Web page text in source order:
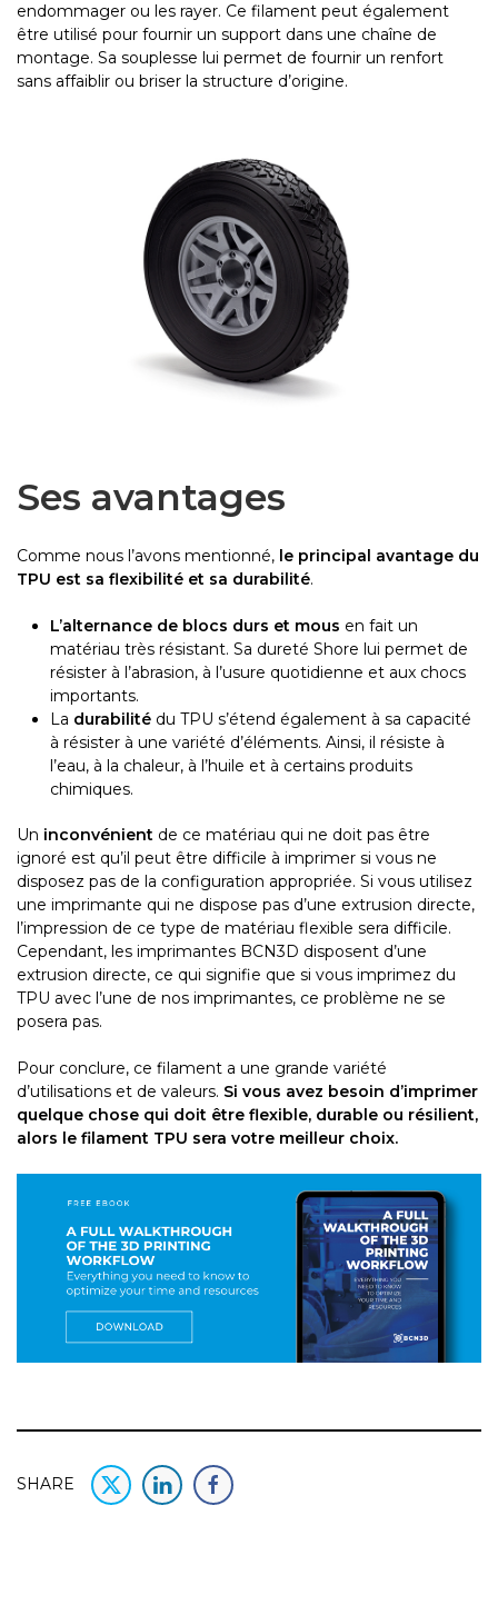
endommager ou les rayer. Ce filament peut également
être utilisé pour fournir un support dans une chaîne de
montage. Sa souplesse lui permet de fournir un renfort
sans affaiblir ou briser la structure d’origine.
Ses avantages
Comme nous l’avons mentionné, le principal avantage du
TPU est sa flexibilité et sa durabilité.
L’alternance de blocs durs et mous en fait un
matériau très résistant. Sa dureté Shore lui permet de
résister à l’abrasion, à l’usure quotidienne et aux chocs
importants.
La durabilité du TPU s’étend également à sa capacité
à résister à une variété d’éléments. Ainsi, il résiste à
l’eau, à la chaleur, à l’huile et à certains produits
chimiques.
Un inconvénient de ce matériau qui ne doit pas être
ignoré est qu’il peut être difficile à imprimer si vous ne
disposez pas de la configuration appropriée. Si vous utilisez
une imprimante qui ne dispose pas d’une extrusion directe,
l’impression de ce type de matériau flexible sera difficile.
Cependant, les imprimantes BCN3D disposent d’une
extrusion directe, ce qui signifie que si vous imprimez du
TPU avec l’une de nos imprimantes, ce problème ne se
posera pas.
Pour conclure, ce filament a une grande variété
d’utilisations et de valeurs. Si vous avez besoin d’imprimer
quelque chose qui doit être flexible, durable ou résilient,
alors le filament TPU sera votre meilleur choix.
SHARE